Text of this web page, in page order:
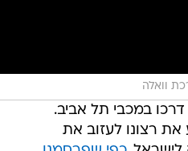
וואלה
דרכו במכבי תל אביב.
רצונו לעזוב את